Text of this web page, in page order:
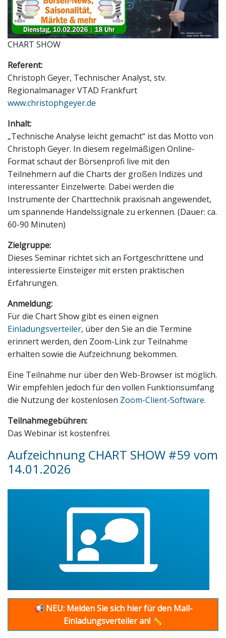
CHART SHOW
Referent:
Christoph Geyer, Technischer Analyst, stv.
Regionalmanager VTAD Frankfurt
www.christophgeyer.de
Inhalt:
„Technische Analyse leicht gemacht“ ist das Motto von
Christoph Geyer. In diesem regelmäßigen Online-
Format schaut der Börsenprofi live mit den
Teilnehmern auf die Charts der großen Indizes und
interessanter Einzelwerte. Dabei werden die
Instrumente der Charttechnik praxisnah angewendet,
um spannende Handelssignale zu erkennen. (Dauer: ca.
60-90 Minuten)
Zielgruppe:
Dieses Seminar richtet sich an Fortgeschrittene und
interessierte Einsteiger mit ersten praktischen
Erfahrungen.
Anmeldung:
Für die Chart Show gibt es einen eignen
Einladungsverteiler, über den Sie an die Termine
erinnert werden, den Zoom-Link zur Teilnahme
erhalten sowie die Aufzeichnung bekommen.
Eine Teilnahme nur über den Web-Browser ist möglich.
Wir empfehlen jedoch für den vollen Funktionsumfang
die Nutzung der kostenlosen Zoom-Client-Software.
Teilnahmegebühren:
Das Webinar ist kostenfrei.
Aufzeichnung CHART SHOW #59 vom
14.01.2026
📢 NEU: Melden Sie sich hier für den Mail-
Einladungsverteiler an! ✏